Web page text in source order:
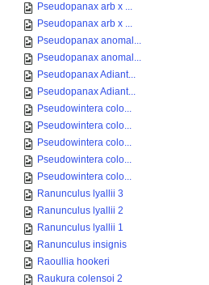
Pseudopanax arb x ...
Pseudopanax arb x ...
Pseudopanax anomal...
Pseudopanax anomal...
Pseudopanax Adiant...
Pseudopanax Adiant...
Pseudowintera colo...
Pseudowintera colo...
Pseudowintera colo...
Pseudowintera colo...
Pseudowintera colo...
Ranunculus lyallii 3
Ranunculus lyallii 2
Ranunculus lyallii 1
Ranunculus insignis
Raoullia hookeri
Raukura colensoi 2